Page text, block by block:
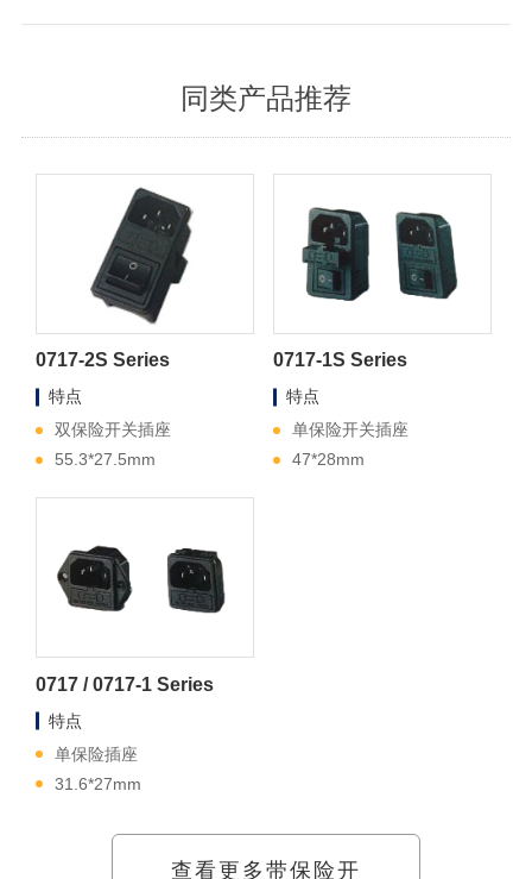
同类产品推荐
0717-2S Series
特点
双保险开关插座
55.3*27.5mm
0717-1S Series
特点
单保险开关插座
47*28mm
0717 / 0717-1 Series
特点
单保险插座
31.6*27mm
查看更多带保险开